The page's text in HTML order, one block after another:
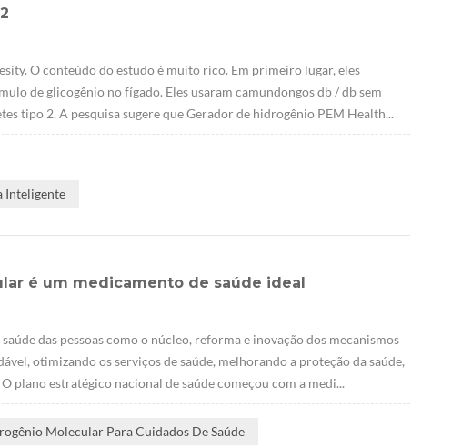
O conteúdo do estudo é muito rico. Em primeiro lugar, eles
de glicogênio no fígado. Eles usaram camundongos db / db sem
tipo 2. A pesquisa sugere que Gerador de hidrogênio PEM Health...
Inteligente
é um medicamento de saúde ideal
das pessoas como o núcleo, reforma e inovação dos mecanismos
otimizando os serviços de saúde, melhorando a proteção da saúde,
plano estratégico nacional de saúde começou com a medi...
Molecular Para Cuidados De Saúde